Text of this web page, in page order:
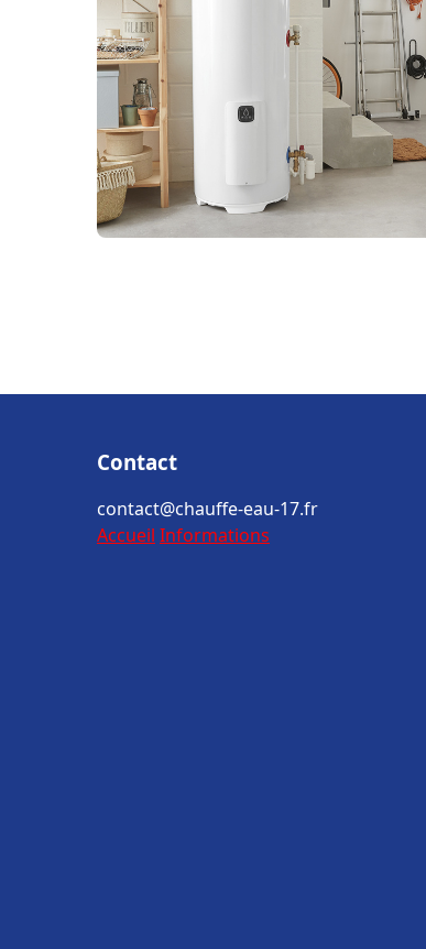
Contact
contact@chauffe-eau-17.fr
Accueil Informations